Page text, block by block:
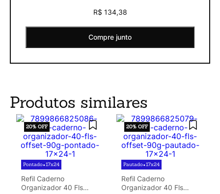
R$ 134,38
Compre junto
Produtos similares
20% OFF
Pontado•17x24
Refil Caderno
Organizador 40 Fls
20% OFF
Pautado•17x24
Refil Caderno
Organizador 40 Fls